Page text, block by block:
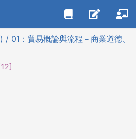
01：貿易概論與流程－商業道德、